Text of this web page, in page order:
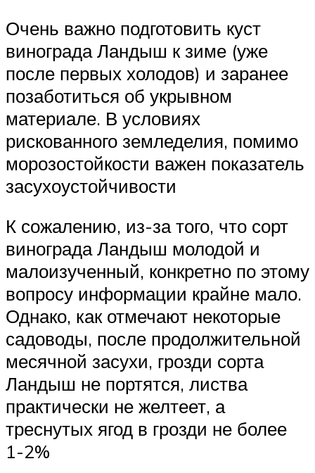
Очень важно подготовить куст
винограда Ландыш к зиме (уже
после первых холодов) и заранее
позаботиться об укрывном
материале. В условиях
рискованного земледелия, помимо
морозостойкости важен показатель
засухоустойчивости
К сожалению, из-за того, что сорт
винограда Ландыш молодой и
малоизученный, конкретно по этому
вопросу информации крайне мало.
Однако, как отмечают некоторые
садоводы, после продолжительной
месячной засухи, грозди сорта
Ландыш не портятся, листва
практически не желтеет, а
треснутых ягод в грозди не более
1-2%